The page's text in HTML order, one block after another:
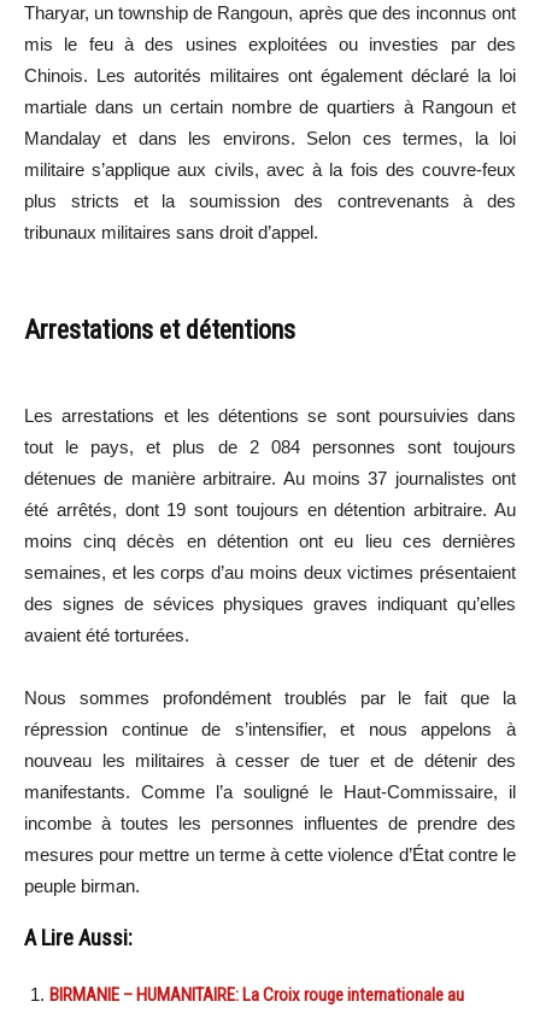
Tharyar, un township de Rangoun, après que des inconnus ont
mis le feu à des usines exploitées ou investies par des
Chinois. Les autorités militaires ont également déclaré la loi
martiale dans un certain nombre de quartiers à Rangoun et
Mandalay et dans les environs. Selon ces termes, la loi
militaire s’applique aux civils, avec à la fois des couvre-feux
plus stricts et la soumission des contrevenants à des
tribunaux militaires sans droit d’appel.
Arrestations et détentions
Les arrestations et les détentions se sont poursuivies dans
tout le pays, et plus de 2 084 personnes sont toujours
détenues de manière arbitraire. Au moins 37 journalistes ont
été arrêtés, dont 19 sont toujours en détention arbitraire. Au
moins cinq décès en détention ont eu lieu ces dernières
semaines, et les corps d’au moins deux victimes présentaient
des signes de sévices physiques graves indiquant qu’elles
avaient été torturées.
Nous sommes profondément troublés par le fait que la
répression continue de s’intensifier, et nous appelons à
nouveau les militaires à cesser de tuer et de détenir des
manifestants. Comme l’a souligné le Haut-Commissaire, il
incombe à toutes les personnes influentes de prendre des
mesures pour mettre un terme à cette violence d’État contre le
peuple birman.
A Lire Aussi:
BIRMANIE – HUMANITAIRE: La Croix rouge internationale au